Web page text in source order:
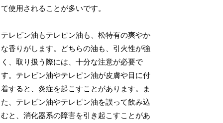
て使用されることが多いです。
テレビン油もテレピン油も、松特有の爽やか
な香りがします。どちらの油も、引火性が強
く、取り扱う際には、十分な注意が必要で
す。テレビン油やテレピン油が皮膚や目に付
着すると、炎症を起こすことがあります。ま
た、テレビン油やテレピン油を誤って飲み込
むと、消化器系の障害を引き起こすことがあ